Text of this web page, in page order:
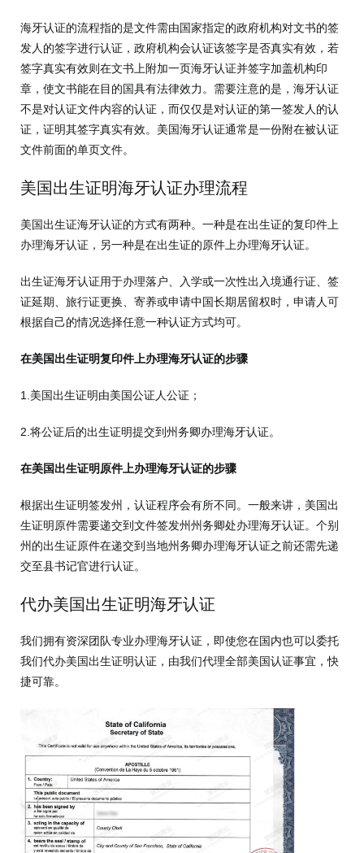
海牙认证的流程指的是文件需由国家指定的政府机构对文书的签
发人的签字进行认证，政府机构会认证该签字是否真实有效，若
签字真实有效则在文书上附加一页海牙认证并签字加盖机构印
章，使文书能在目的国具有法律效力。需要注意的是，海牙认证
不是对认证文件内容的认证，而仅仅是对认证的第一签发人的认
证，证明其签字真实有效。美国海牙认证通常是一份附在被认证
文件前面的单页文件。
美国出生证明海牙认证办理流程
美国出生证海牙认证的方式有两种。一种是在出生证的复印件上
办理海牙认证，另一种是在出生证的原件上办理海牙认证。
出生证海牙认证用于办理落户、入学或一次性出入境通行证、签
证延期、旅行证更换、寄养或申请中国长期居留权时，申请人可
根据自己的情况选择任意一种认证方式均可。
在美国出生证明复印件上办理海牙认证的步骤
1.美国出生证明由美国公证人公证；
2.将公证后的出生证明提交到州务卿办理海牙认证。
在美国出生证明原件上办理海牙认证的步骤
根据出生证明签发州，认证程序会有所不同。一般来讲，美国出
生证明原件需要递交到文件签发州州务卿处办理海牙认证。个别
州的出生证原件在递交到当地州务卿办理海牙认证之前还需先递
交至县书记官进行认证。
代办美国出生证明海牙认证
我们拥有资深团队专业办理海牙认证，即使您在国内也可以委托
我们代办美国出生证明认证，由我们代理全部美国认证事宜，快
捷可靠。